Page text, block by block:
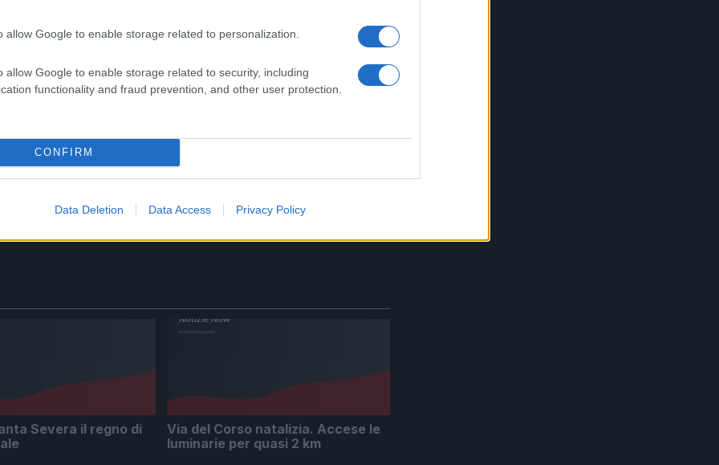
allow Google to enable storage related to personalization.
allow Google to enable storage related to security, including
functionality and fraud prevention, and other user protection.
CONFIRM
Data Deletion Data Access Privacy Policy
ROMA A Santa Severa il regno
8 anni fa
Severa il regno di
Via del Corso natalizia. Accese le
luminarie per quasi 2 km